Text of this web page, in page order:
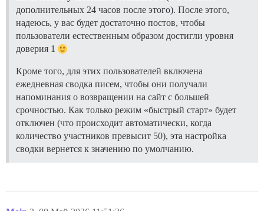
дополнительных 24 часов после этого). После этого,
надеюсь, у вас будет достаточно постов, чтобы
пользователи естественным образом достигли уровня
доверия 1
Кроме того, для этих пользователей включена
ежедневная сводка писем, чтобы они получали
напоминания о возвращении на сайт с большей
срочностью. Как только режим «быстрый старт» будет
отключен (что происходит автоматически, когда
количество участников превысит 50), эта настройка
сводки вернется к значению по умолчанию.